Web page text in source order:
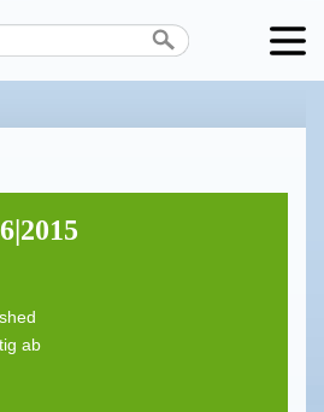
ab